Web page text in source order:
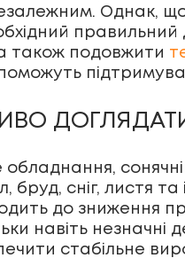
Однак,
також подовжити
обладнання,
бруд, сніг, листя
до зниження
навіть
стабільне